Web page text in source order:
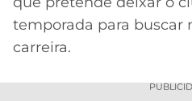
ONLINE
GRÊMIO
ATLÉTICO
LALIGA
temporada para buscar
carreira.